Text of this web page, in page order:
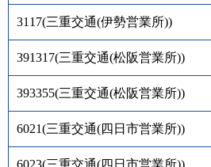
3117(三重交通(伊勢営業所))
391317(三重交通(松阪営業所))
393355(三重交通(松阪営業所))
6021(三重交通(四日市営業所))
6023(三重交通(四日市営業所))